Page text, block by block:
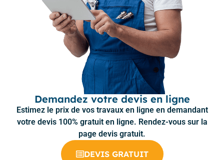
Demandez votre devis en ligne
Estimez le prix de vos travaux en ligne en demandant
votre devis 100% gratuit en ligne. Rendez-vous sur la
page devis gratuit.
DEVIS GRATUIT